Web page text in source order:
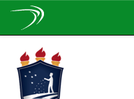
navigation